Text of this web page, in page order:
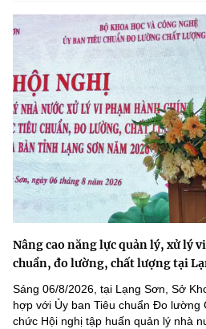
Nâng cao năng lực quản lý, xử lý
chuẩn, đo lường, chất lượng tại
Sáng 06/8/2026, tại Lạng Sơn, Sở
hợp với Ủy ban Tiêu chuẩn Đo lường
chức Hội nghị tập huấn quản lý nhà